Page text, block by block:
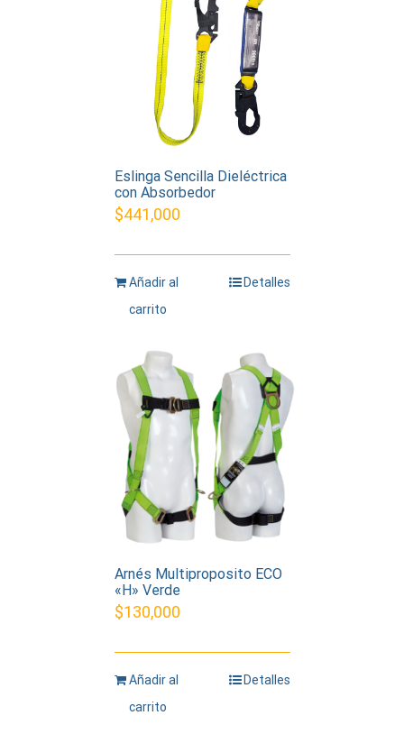
Eslinga Sencilla Dieléctrica
con Absorbedor
$441,000
Añadir al
carrito
Detalles
Arnés Multiproposito ECO
«H» Verde
$130,000
Añadir al
carrito
Detalles